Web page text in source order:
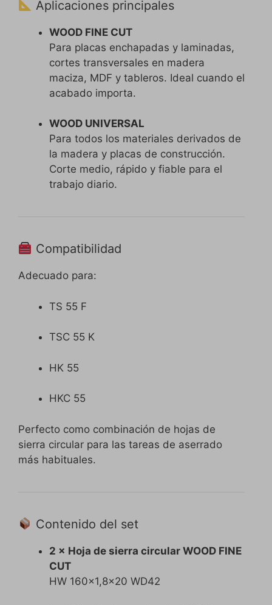
Aplicaciones principales
WOOD FINE CUT
Para placas enchapadas y laminadas,
cortes transversales en madera
maciza, MDF y tableros. Ideal cuando el
acabado importa.
WOOD UNIVERSAL
Para todos los materiales derivados de
la madera y placas de construcción.
Corte medio, rápido y fiable para el
trabajo diario.
Compatibilidad
Adecuado para:
TS 55 F
TSC 55 K
HK 55
HKC 55
Perfecto como combinación de hojas de
sierra circular para las tareas de aserrado
más habituales.
Contenido del set
2 × Hoja de sierra circular WOOD FINE
CUT
HW 160×1,8×20 WD42